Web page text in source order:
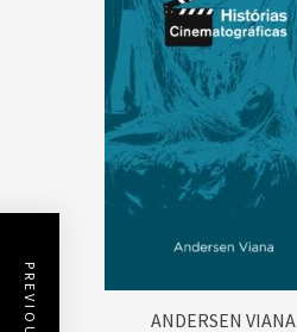
ANDERSEN VIANA